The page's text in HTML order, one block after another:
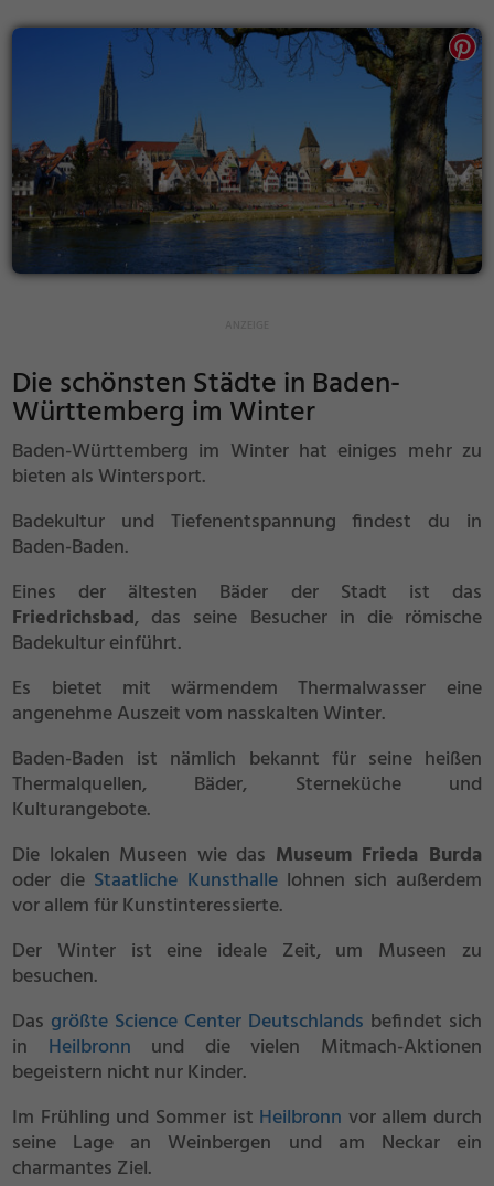
Die schönsten Städte in Baden-
Württemberg im Winter
Baden-Württemberg im Winter hat einiges mehr zu
bieten als Wintersport.
Badekultur und Tiefenentspannung findest du in
Baden-Baden.
Eines der ältesten Bäder der Stadt ist das
Friedrichsbad, das seine Besucher in die römische
Badekultur einführt.
Es bietet mit wärmendem Thermalwasser eine
angenehme Auszeit vom nasskalten Winter.
Baden-Baden ist nämlich bekannt für seine heißen
Thermalquellen, Bäder, Sterneküche und
Kulturangebote.
Die lokalen Museen wie das Museum Frieda Burda
oder die Staatliche Kunsthallelohnen sich außerdem
vor allem für Kunstinteressierte.
Der Winter ist eine ideale Zeit, um Museen zu
besuchen.
Das größte Science Center Deutschlands befindet sich
in Heilbronn und die vielen Mitmach-Aktionen
begeistern nicht nur Kinder.
Im Frühling und Sommer ist Heilbronn vor allem durch
seine Lage an Weinbergen und am Neckar ein
charmantes Ziel.